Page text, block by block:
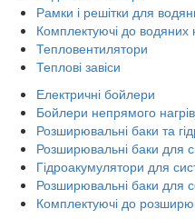
Рамки і решітки для
Комплектуючі до водяних
Тепловентилятори
Теплові завіси
Електричні бойлери
Бойлери непрямого
Розширювальні баки та
Розширювальні баки для
Гідроакумулятори для
Розширювальні баки для
Комплектуючі до